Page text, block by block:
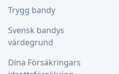
Trygg bandy
Svensk bandys
värdegrund
Dina Försäkringars